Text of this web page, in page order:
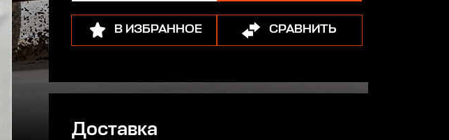
В ИЗБРАННОЕ СРАВНИТЬ
Доставка